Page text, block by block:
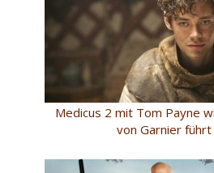
Medicus 2 mit Tom Payne
von Garnier führt